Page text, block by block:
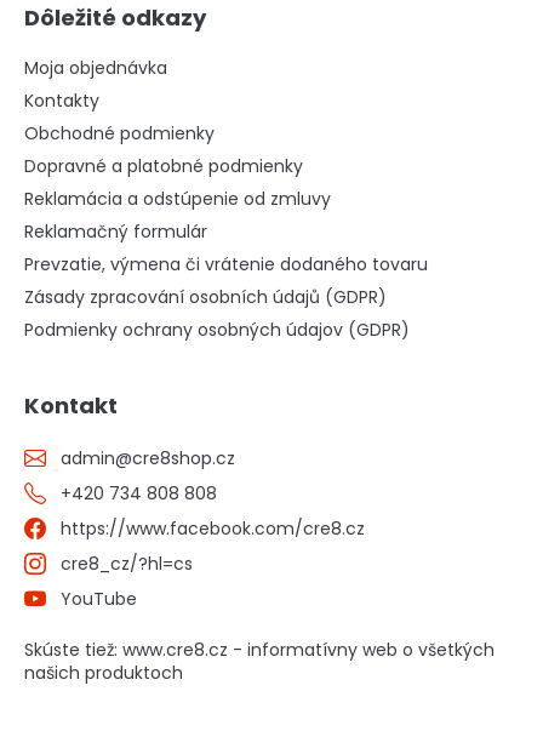
Dôležité odkazy
Moja objednávka
Kontakty
Obchodné podmienky
Dopravné a platobné podmienky
Reklamácia a odstúpenie od zmluvy
Reklamačný formulár
Prevzatie, výmena či vrátenie dodaného tovaru
Zásady zpracování osobních údajů (GDPR)
Podmienky ochrany osobných údajov (GDPR)
Kontakt
admin@cre8shop.cz
+420 734 808 808
https://www.facebook.com/cre8.cz
cre8_cz/?hl=cs
YouTube
Skúste tiež: www.cre8.cz - informatívny web o všetkých
našich produktoch